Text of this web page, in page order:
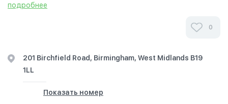
12:00am.
подробнее
0
201 Birchfield Road, Birmingham, West Midlands B19
1LL
Показать номер